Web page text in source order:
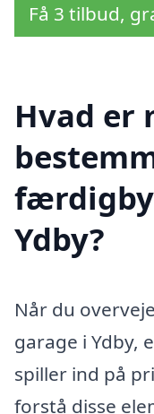
Få 3 tilbud,
Hvad er
Ydby?
Når du
garage i Ydby,
spiller ind på
forstå disse